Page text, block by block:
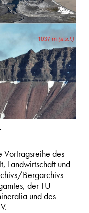
Vortragsreihe des
Landwirtschaft und
Bergarchivs
der TU
und des